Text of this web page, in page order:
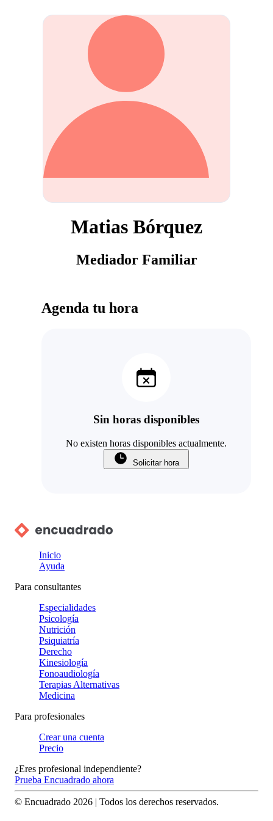
Matias Bórquez
Mediador Familiar
Agenda tu hora
Sin horas disponibles
No existen horas disponibles actualmente.
Solicitar hora
Inicio
Ayuda
Para consultantes
Especialidades
Psicología
Nutrición
Psiquiatría
Derecho
Kinesiología
Fonoaudiología
Terapias Alternativas
Medicina
Para profesionales
Crear una cuenta
Precio
¿Eres profesional independiente?
Prueba Encuadrado ahora
© Encuadrado 2026 | Todos los derechos reservados.